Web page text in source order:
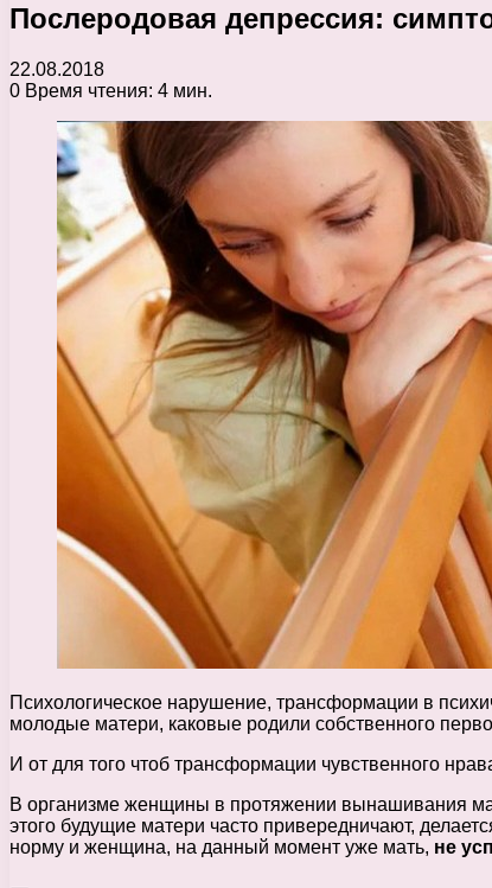
Послеродовая депрессия:
22.08.2018
0 Время чтения: 4 мин.
Психологическое нарушение, трансформации в
молодые матери, каковые родили собственного
И от для того чтоб трансформации чувственного
В организме женщины в протяжении вынашивания
этого будущие матери часто привередничают,
норму и женщина, на данный момент уже мать, не